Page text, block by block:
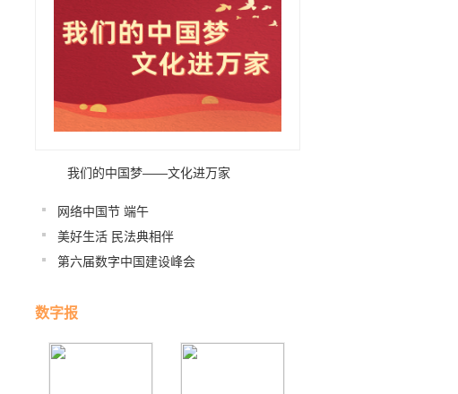
我们的中国梦——文化进万家
网络中国节 端午
美好生活 民法典相伴
第六届数字中国建设峰会
数字报